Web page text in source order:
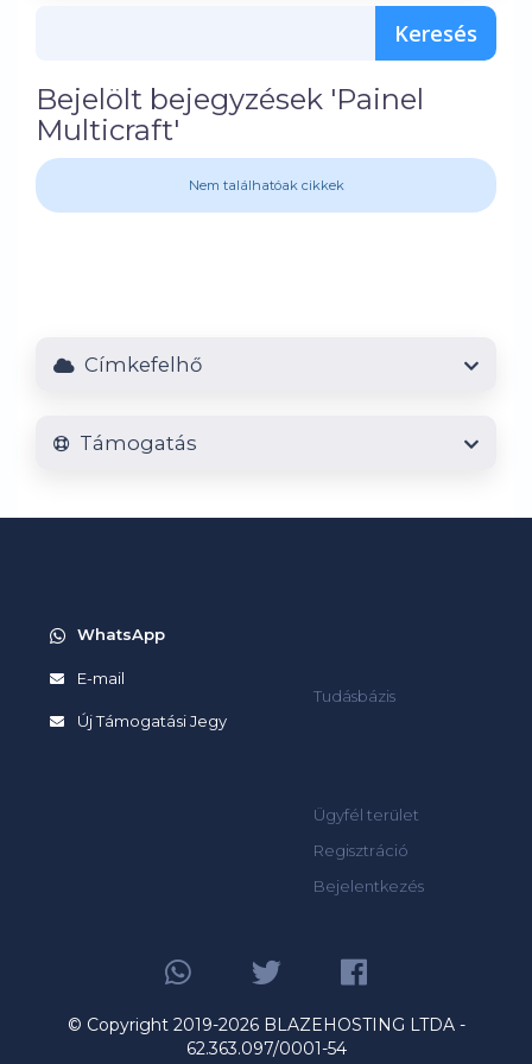
Bejelölt bejegyzések 'Painel
Multicraft'
Nem találhatóak cikkek
Címkefelhő
Támogatás
WhatsApp
E-mail
Új Támogatási Jegy
Tudásbázis
Ügyfél terület
Regisztráció
Bejelentkezés
© Copyright 2019-2026 BLAZEHOSTING LTDA -
62.363.097/0001-54